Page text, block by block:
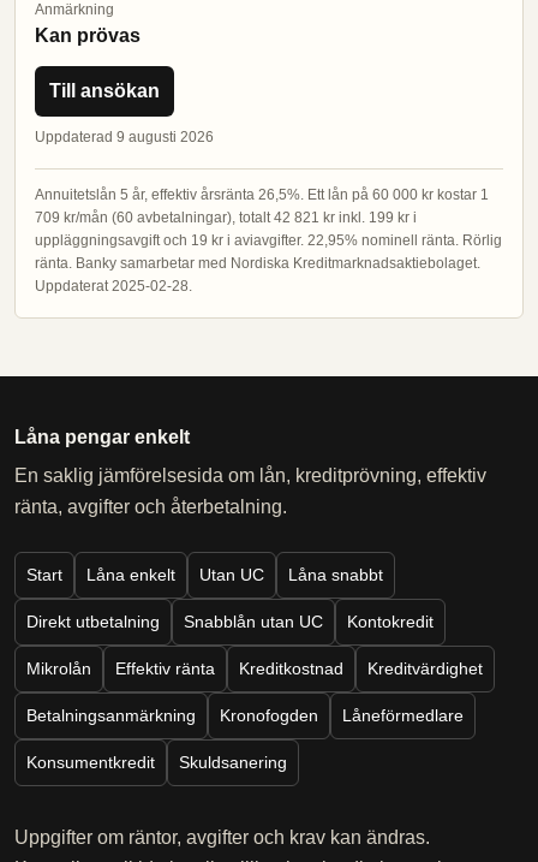
Anmärkning
Kan prövas
Till ansökan
Uppdaterad 9 augusti 2026
Annuitetslån 5 år, effektiv årsränta 26,5%. Ett lån på 60 000 kr kostar 1
709 kr/mån (60 avbetalningar), totalt 42 821 kr inkl. 199 kr i
uppläggningsavgift och 19 kr i aviavgifter. 22,95% nominell ränta. Rörlig
ränta. Banky samarbetar med Nordiska Kreditmarknadsaktiebolaget.
Uppdaterat 2025-02-28.
Låna pengar enkelt
En saklig jämförelsesida om lån, kreditprövning, effektiv
ränta, avgifter och återbetalning.
Start Låna enkelt Utan UC Låna snabbt
Direkt utbetalning Snabblån utan UC Kontokredit
Mikrolån Effektiv ränta Kreditkostnad Kreditvärdighet
Betalningsanmärkning Kronofogden Låneförmedlare
Konsumentkredit Skuldsanering
Uppgifter om räntor, avgifter och krav kan ändras.